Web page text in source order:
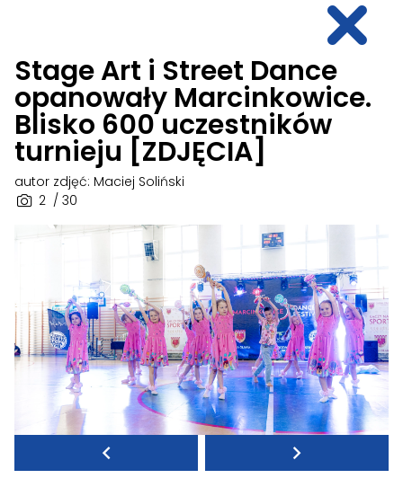
Stage Art i Street Dance
opanowały Marcinkowice.
Blisko 600 uczestników
turnieju [ZDJĘCIA]
2 / 30
autor zdjęć: Maciej Soliński